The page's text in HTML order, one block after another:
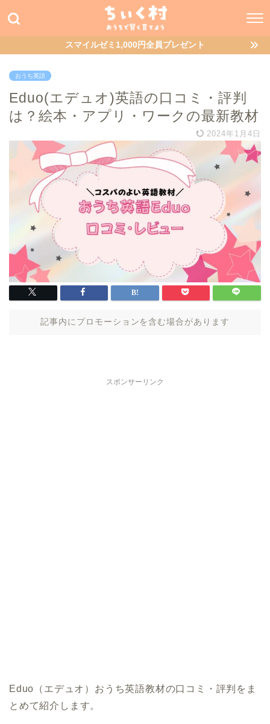
スマイルゼミ1,000円全員プレゼント
おうち英語
Eduo(エデュオ)英語の口コミ・評判
は？絵本・アプリ・ワークの最新教材
2024年1月4日
記事内にプロモーションを含む場合があります
スポンサーリンク
Eduo（エデュオ）おうち英語教材の口コミ・評判をま
とめて紹介します。